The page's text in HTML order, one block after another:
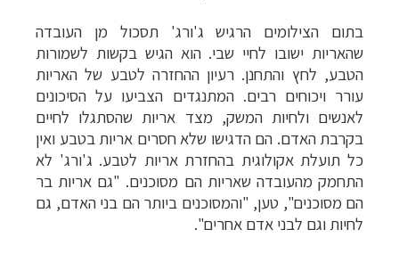
בתום הצילומים הרגיש ג'ורג' תסכול מן העובדה
שהאריות ישובו לחיי שבי. הוא הגיש בקשות לשמורות
הטבע, לחץ והתחנן. רעיון ההחזרה לטבע של האריות
עורר ויכוחים רבים. המתנגדים הצביעו על הסיכונים
לאנשים ולחיות המשק, מצד אריות שהסתגלו לחיים
בקרבת האדם. הם הדגישו שלא חסרים אריות בטבע ואין
כל תועלת אקולוגית בהחזרת אריות לטבע. ג'ורג' לא
התחמק מהעובדה שאריות הם מסוכנים. "גם אריות בר
הם מסוכנים", טען, "והמסוכנים ביותר הם בני האדם, גם
לחיות וגם לבני אדם אחרים".